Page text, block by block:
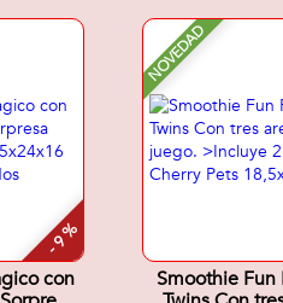
- 9 %
con
NOVEDAD
Smoothie Fun